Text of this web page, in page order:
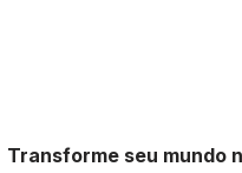
Transforme seu mundo